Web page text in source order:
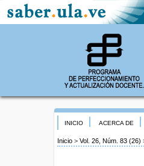
INICIO ACERCA DE
Inicio > Vol. 26, Núm. 83 (26)